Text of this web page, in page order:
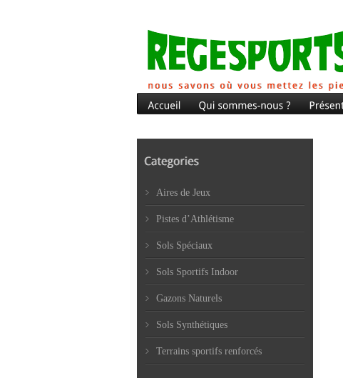
Aires de Jeux
Pistes d’Athlétisme
Sols Spéciaux
Sols Sportifs Indoor
Gazons Naturels
Sols Synthétiques
Terrains sportifs renforcés